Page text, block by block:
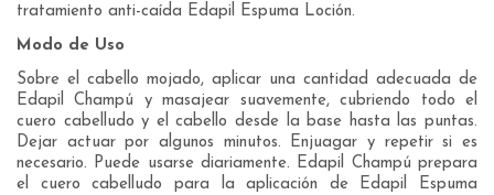
tratamiento anti-caída Edapil Espuma Loción.
Modo de Uso
Sobre el cabello mojado, aplicar una cantidad adecuada de
Edapil Champú y masajear suavemente, cubriendo todo el
cuero cabelludo y el cabello desde la base hasta las puntas.
Dejar actuar por algunos minutos. Enjuagar y repetir si es
necesario. Puede usarse diariamente. Edapil Champú prepara
el cuero cabelludo para la aplicación de Edapil Espuma